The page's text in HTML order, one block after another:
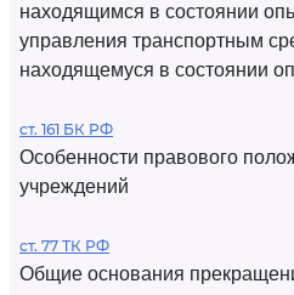
находящимся в состоянии
управления транспортным
находящемуся в состоянии
ст. 161 БК РФ
Особенности правового
учреждений
ст. 77 ТК РФ
Общие основания